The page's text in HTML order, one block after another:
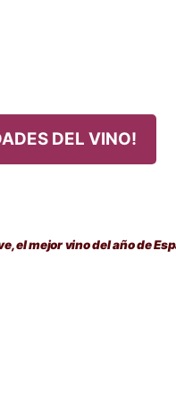
DEL VINO!
el mejor vino del año de